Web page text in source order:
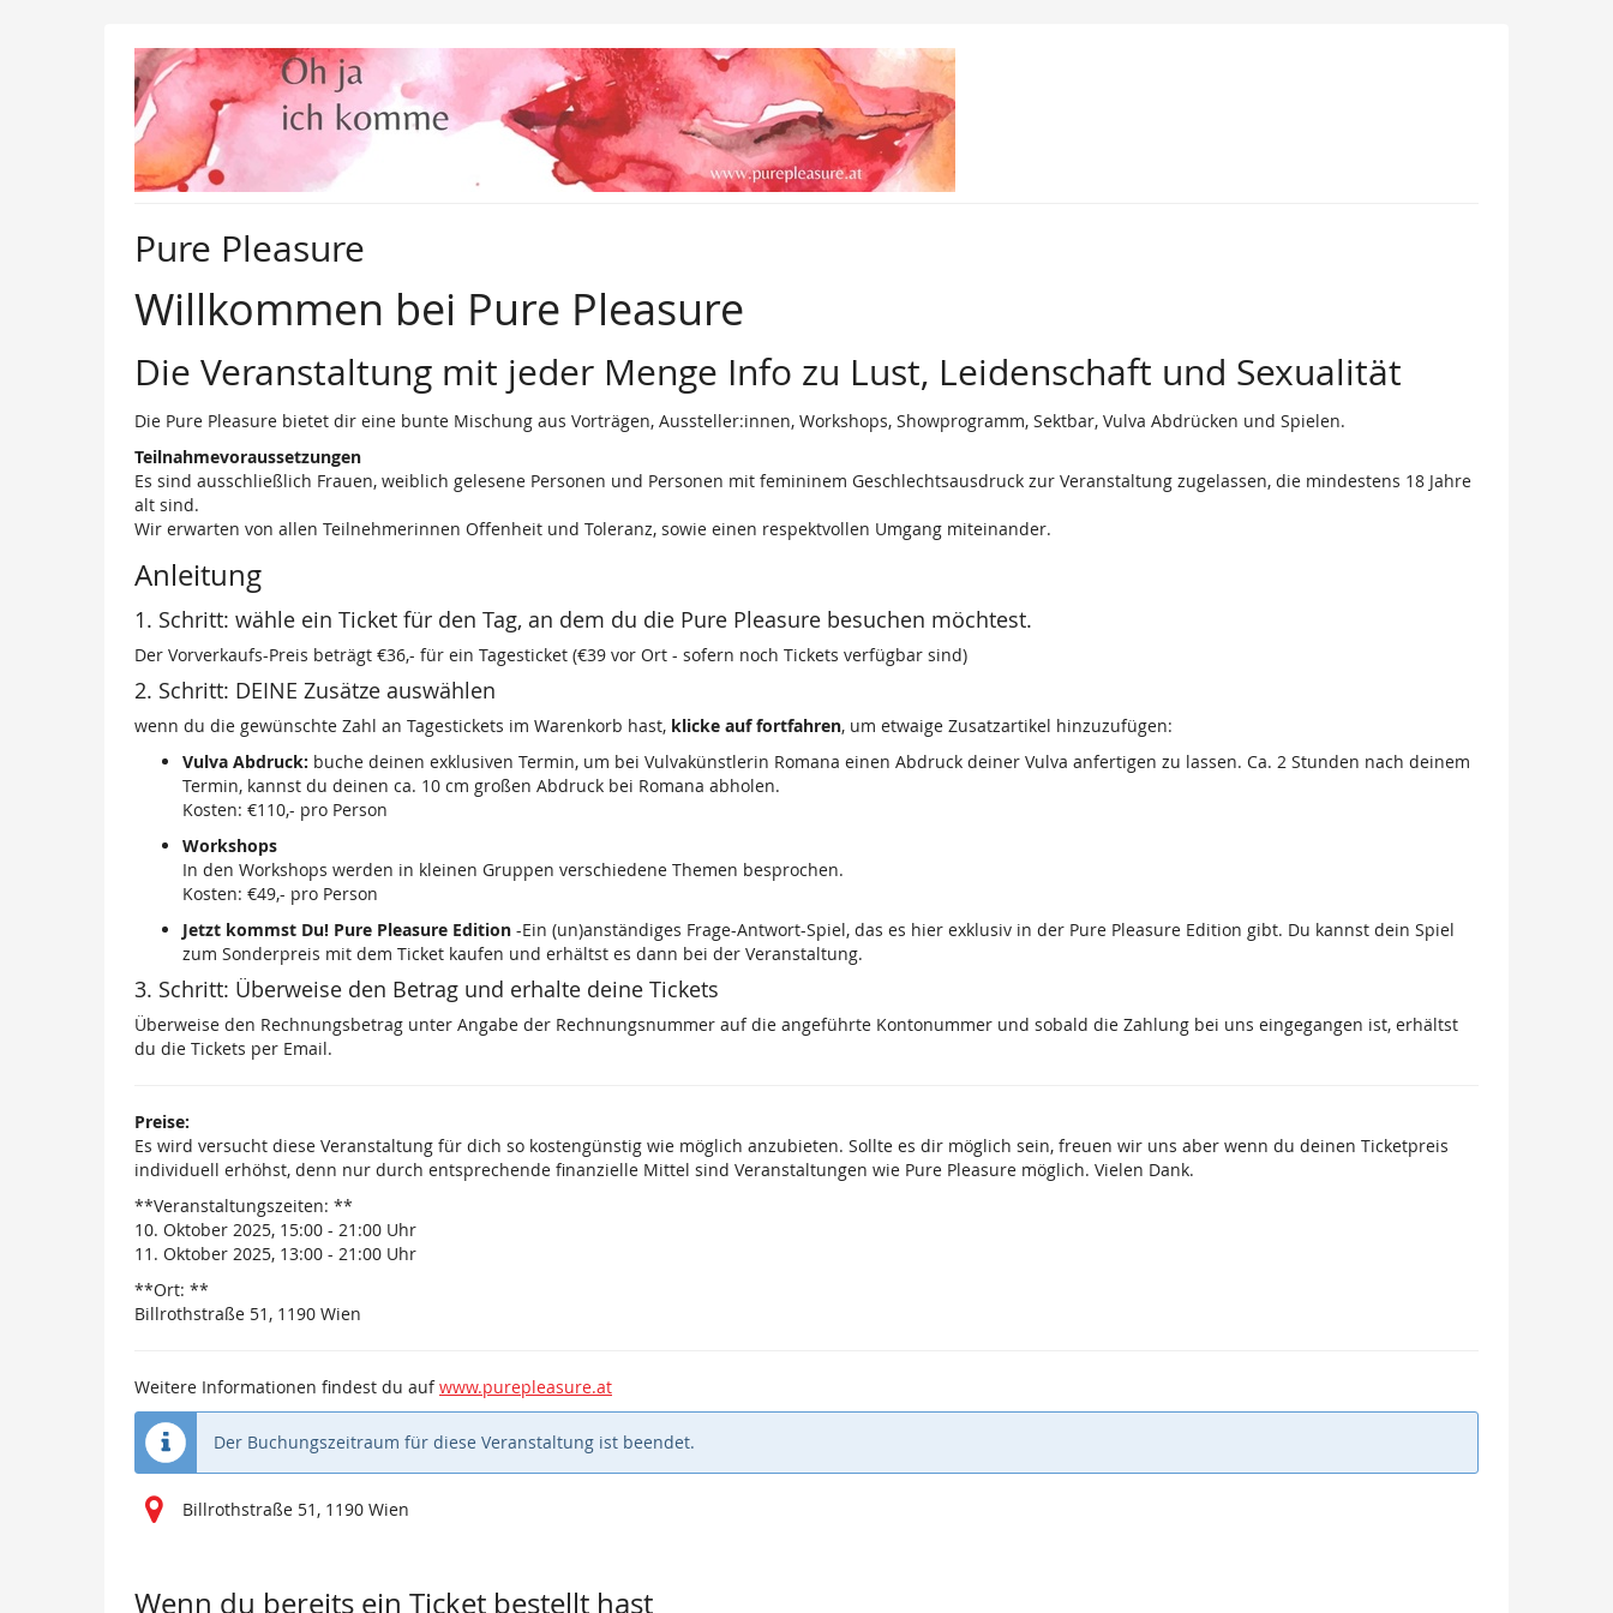
Pure Pleasure
Willkommen bei Pure Pleasure
Die Veranstaltung mit jeder Menge Info zu Lust, Leidenschaft und Sexualität
Die Pure Pleasure bietet dir eine bunte Mischung aus Vorträgen, Aussteller:innen, Workshops, Showprogramm, Sektbar, Vulva Abdrücken und Spielen.
Teilnahmevoraussetzungen
Es sind ausschließlich Frauen, weiblich gelesene Personen und Personen mit femininem Geschlechtsausdruck zur Veranstaltung zugelassen, die mindestens 18 Jahre
alt sind.
Wir erwarten von allen Teilnehmerinnen Offenheit und Toleranz, sowie einen respektvollen Umgang miteinander.
Anleitung
1. Schritt: wähle ein Ticket für den Tag, an dem du die Pure Pleasure besuchen möchtest.
Der Vorverkaufs-Preis beträgt €36,- für ein Tagesticket (€39 vor Ort - sofern noch Tickets verfügbar sind)
2. Schritt: DEINE Zusätze auswählen
wenn du die gewünschte Zahl an Tagestickets im Warenkorb hast, klicke auf fortfahren, um etwaige Zusatzartikel hinzuzufügen:
Vulva Abdruck: buche deinen exklusiven Termin, um bei Vulvakünstlerin Romana einen Abdruck deiner Vulva anfertigen zu lassen. Ca. 2 Stunden nach deinem
Termin, kannst du deinen ca. 10 cm großen Abdruck bei Romana abholen.
Kosten: €110,- pro Person
Workshops
In den Workshops werden in kleinen Gruppen verschiedene Themen besprochen.
Kosten: €49,- pro Person
Jetzt kommst Du! Pure Pleasure Edition -Ein (un)anständiges Frage-Antwort-Spiel, das es hier exklusiv in der Pure Pleasure Edition gibt. Du kannst dein Spiel
zum Sonderpreis mit dem Ticket kaufen und erhältst es dann bei der Veranstaltung.
3. Schritt: Überweise den Betrag und erhalte deine Tickets
Überweise den Rechnungsbetrag unter Angabe der Rechnungsnummer auf die angeführte Kontonummer und sobald die Zahlung bei uns eingegangen ist, erhältst
du die Tickets per Email.
Preise:
Es wird versucht diese Veranstaltung für dich so kostengünstig wie möglich anzubieten. Sollte es dir möglich sein, freuen wir uns aber wenn du deinen Ticketpreis
individuell erhöhst, denn nur durch entsprechende finanzielle Mittel sind Veranstaltungen wie Pure Pleasure möglich. Vielen Dank.
**Veranstaltungszeiten: **
10. Oktober 2025, 15:00 - 21:00 Uhr
11. Oktober 2025, 13:00 - 21:00 Uhr
**Ort: **
Billrothstraße 51, 1190 Wien
Weitere Informationen findest du aufwww.purepleasure.at
Der Buchungszeitraum für diese Veranstaltung ist beendet.
Billrothstraße 51, 1190 Wien
Wenn du bereits ein Ticket bestellt hast